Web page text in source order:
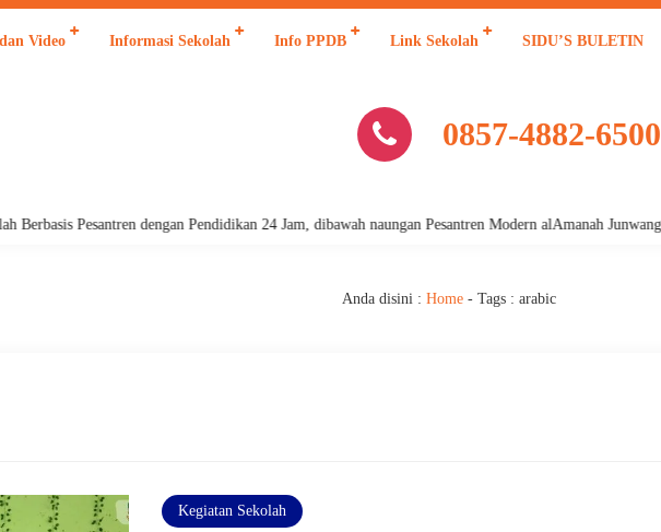
Video Informasi Sekolah Info PPDB Link Sekolah SIDU’S BULETIN
0857-4882-6500
Pesantren dengan Pendidikan 24 Jam, dibawah naungan Pesantren Modern alAmanah Junwangi
Anda disini : Home - Tags : arabic
Kegiatan Sekolah